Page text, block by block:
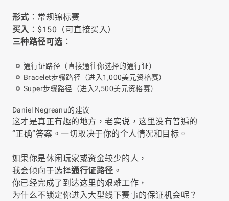
形式 ：常规锦标赛
买入 ：$150（可直接买入）
三种路径可选 ：
通行证路径（直接通往你选择的通行证）
Bracelet步骤路径（进入1,000美元资格赛）
Super步骤路径（进入2,500美元资格赛）
Daniel Negreanu的建议
这才是真正有趣的地方，老实说，这里没有普遍的
“正确”答案。一切取决于你的个人情况和目标。
如果你是休闲玩家或资金较少的人，
我会倾向于选择通行证路径 。
你已经完成了到达这里的艰难工作，
为什么不锁定你进入大型线下赛事的保证机会呢？